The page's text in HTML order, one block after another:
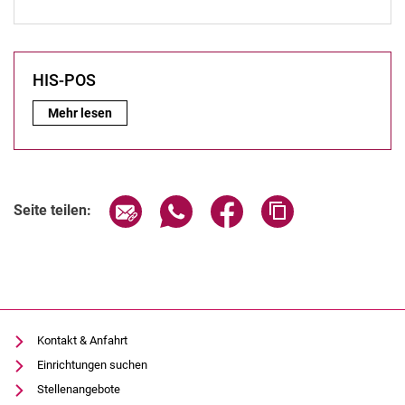
Exkursionen
Bachelor / Master Betreuung
HIS-POS
HIS-POS:
Mehr lesen
Seite teilen: Seite über E-Mail teilen
Seite über WhatsApp teilen
Seite über Facebook
Kontakt & Anfahrt
Einrichtungen suchen
Stellenangebote